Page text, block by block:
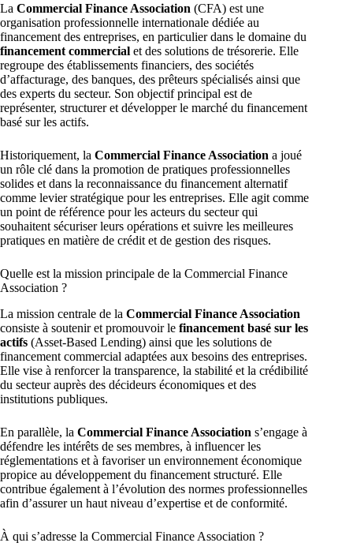
La Commercial Finance Association (CFA) est une
organisation professionnelle internationale dédiée au
financement des entreprises, en particulier dans le domaine du
financement commercial et des solutions de trésorerie. Elle
regroupe des établissements financiers, des sociétés
d’affacturage, des banques, des prêteurs spécialisés ainsi que
des experts du secteur. Son objectif principal est de
représenter, structurer et développer le marché du financement
basé sur les actifs.
Historiquement, la Commercial Finance Association a joué
un rôle clé dans la promotion de pratiques professionnelles
solides et dans la reconnaissance du financement alternatif
comme levier stratégique pour les entreprises. Elle agit comme
un point de référence pour les acteurs du secteur qui
souhaitent sécuriser leurs opérations et suivre les meilleures
pratiques en matière de crédit et de gestion des risques.
Quelle est la mission principale de la Commercial Finance
Association ?
La mission centrale de la Commercial Finance Association
consiste à soutenir et promouvoir le financement basé sur les
actifs (Asset-Based Lending) ainsi que les solutions de
financement commercial adaptées aux besoins des entreprises.
Elle vise à renforcer la transparence, la stabilité et la crédibilité
du secteur auprès des décideurs économiques et des
institutions publiques.
En parallèle, la Commercial Finance Association s’engage à
défendre les intérêts de ses membres, à influencer les
réglementations et à favoriser un environnement économique
propice au développement du financement structuré. Elle
contribue également à l’évolution des normes professionnelles
afin d’assurer un haut niveau d’expertise et de conformité.
À qui s’adresse la Commercial Finance Association ?